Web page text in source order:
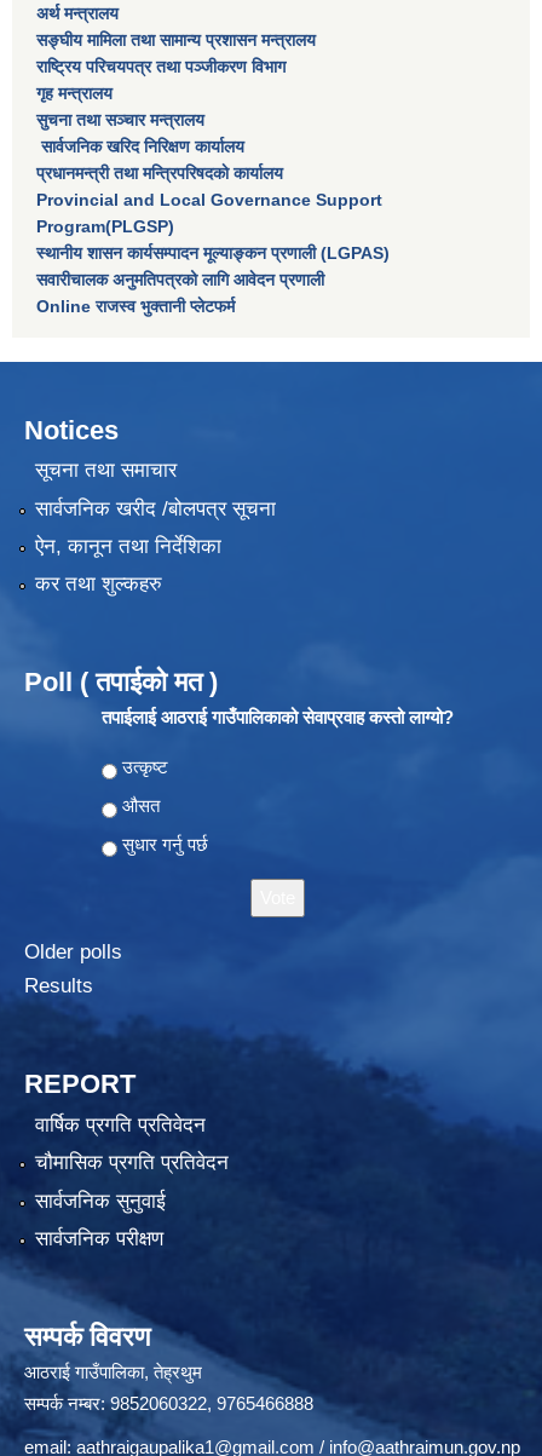
अर्थ मन्त्रालय
सङ्घीय मामिला तथा सामान्य प्रशासन मन्त्रालय
राष्‍ट्रिय परिचयपत्र तथा पञ्‍जीकरण विभाग
गृह मन्त्रालय
सुचना तथा सञ्चार मन्त्रालय
सार्वजनिक खरिद निरिक्षण कार्यालय
प्रधानमन्त्री तथा मन्त्रिपरिषदकाे कार्यालय
Provincial and Local Governance Support
Program(PLGSP)
स्थानीय शासन कार्यसम्पादन मूल्याङ्कन प्रणाली (LGPAS)
सवारीचालक अनुमतिपत्रको लागि आवेदन प्रणाली
Online राजस्व भुक्तानी प्लेटफर्म
Notices
सूचना तथा समाचार
सार्वजनिक खरीद /बोलपत्र सूचना
ऐन, कानून तथा निर्देशिका
कर तथा शुल्कहरु
Poll ( तपाईको मत )
तपाईलाई आठराई गाउँपालिकाको सेवाप्रवाह कस्तो लाग्यो?
Choices
उत्कृष्ट
औसत
सुधार गर्नु पर्छ
Older polls
Results
REPORT
वार्षिक प्रगति प्रतिवेदन
चौमासिक प्रगति प्रतिवेदन
सार्वजनिक सुनुवाई
सार्वजनिक परीक्षण
सम्पर्क विवरण
आठराई गाउँपालिका, तेह्रथुम
सम्पर्क नम्बर: 9852060322, 9765466888
email: aathraigaupalika1@gmail.com / info@aathraimun.gov.np